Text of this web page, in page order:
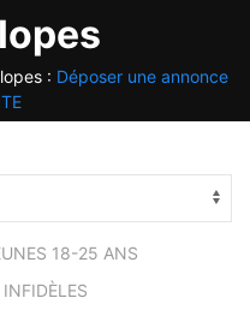
: Déposer une annonce
18-25 ANS